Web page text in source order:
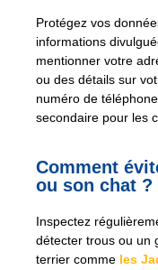
Protégez vos
informations
mentionner votre
ou des détails sur
numéro de
secondaire pour les
Comment
ou son chat ?
Inspectez
détecter trous ou un
terrier comme les